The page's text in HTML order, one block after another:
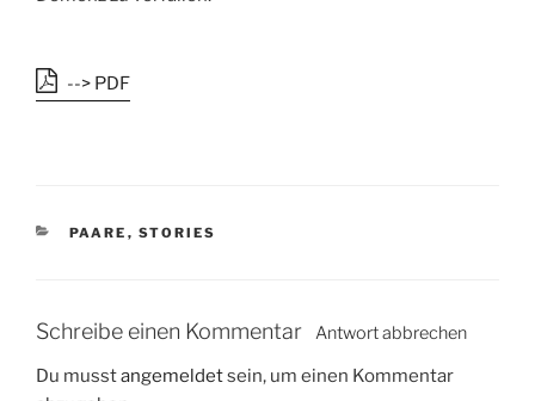
--> PDF
K
O
I
PAARE , STORIES
Schreibe einen Kommentar Antwort abbrechen
Du musstangemeldetsein, um einen Kommentar